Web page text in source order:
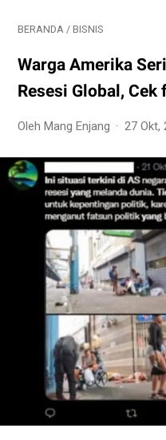
BERANDA / BISNIS
Warga Amerika
Resesi Global, Cek
Oleh Mang Enjang 27 Okt,